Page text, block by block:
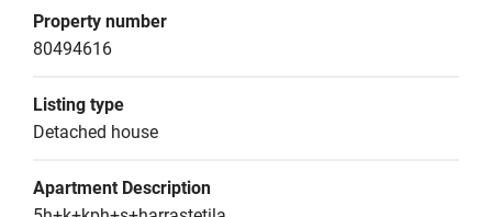
Property number
80494616
Listing type
Detached house
Apartment Description